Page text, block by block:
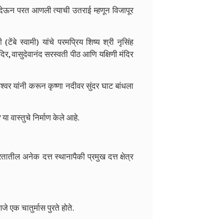
देऊन परत आणली त्याची उतराई म्हणून विजापूर
(टेंबे स्वामी) यांचे परमप्रिय शिष्य श्री नृसिंह
वासुदेवानंद सरस्वती पीठ आणि यक्षिणी मंदिर
यांनी करून कृष्णा नदीवर सुंदर घाट बांधला
या वास्तुचे निर्माण केले आहे.
अनेक दत्त स्थानापैकी प्रमुख दत्त क्षेत्र
एक चातुर्मास पुरते होते.